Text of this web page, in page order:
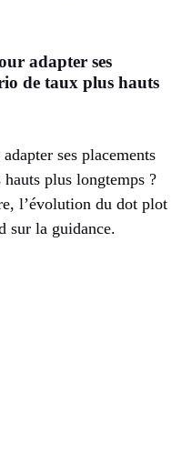
adapter ses
de taux plus hauts
ses placements
plus longtemps ?
l’évolution du dot plot
sur la guidance.